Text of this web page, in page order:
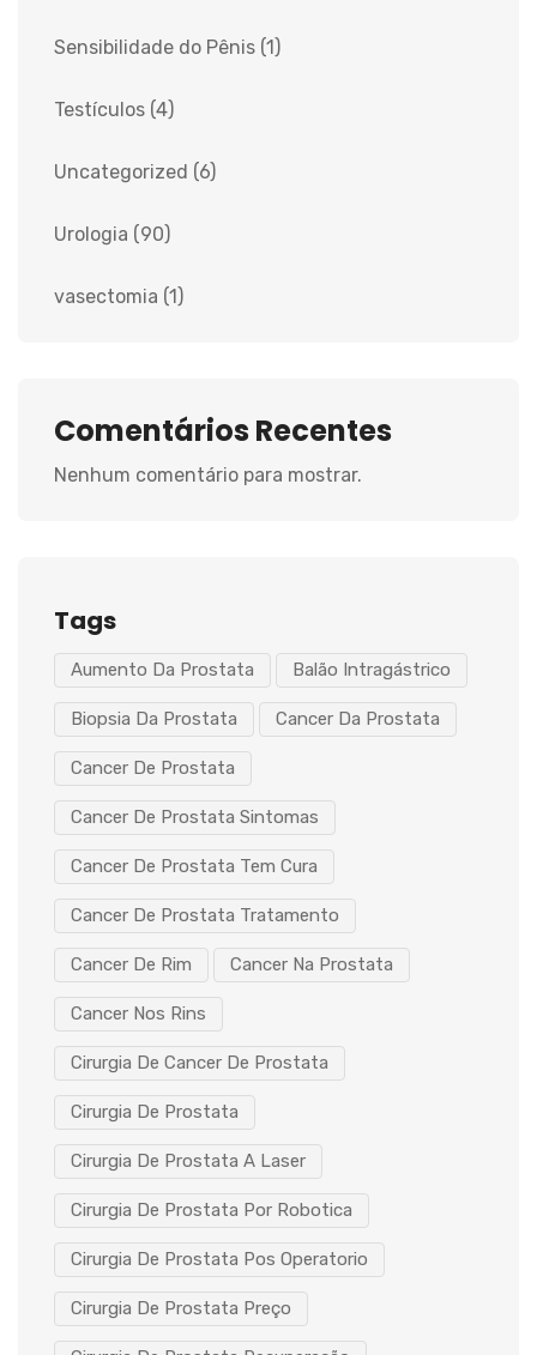
Sensibilidade do Pênis (1)
Testículos (4)
Uncategorized (6)
Urologia (90)
vasectomia (1)
Comentários Recentes
Nenhum comentário para mostrar.
Tags
Aumento Da Prostata Balão Intragástrico
Biopsia Da Prostata Cancer Da Prostata
Cancer De Prostata
Cancer De Prostata Sintomas
Cancer De Prostata Tem Cura
Cancer De Prostata Tratamento
Cancer De Rim Cancer Na Prostata
Cancer Nos Rins
Cirurgia De Cancer De Prostata
Cirurgia De Prostata
Cirurgia De Prostata A Laser
Cirurgia De Prostata Por Robotica
Cirurgia De Prostata Pos Operatorio
Cirurgia De Prostata Preço